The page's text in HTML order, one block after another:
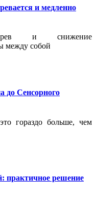
и медленно
и снижение
между собой
до Сенсорного
гораздо больше, чем
практичное решение